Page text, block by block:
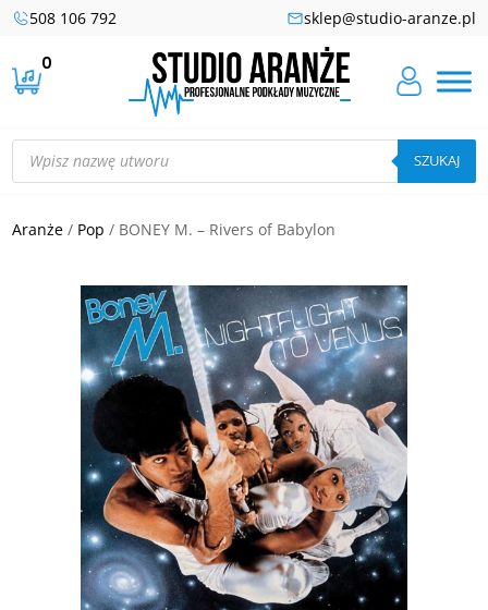
508 106 792 sklep@studio-aranze.pl
0
Wyszukiwarka
produktów SZUKAJ
Aranże / Pop / BONEY M. – Rivers of Babylon